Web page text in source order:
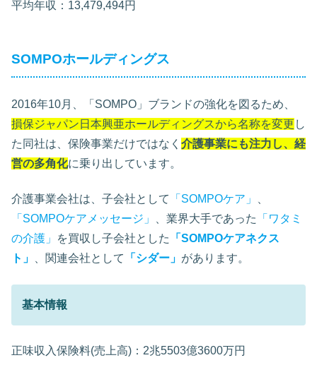
平均年収：13,479,494円
SOMPOホールディングス
2016年10月、「SOMPO」ブランドの強化を図るため、
損保ジャパン日本興亜ホールディングスから名称を変更 し
た同社は、保険事業だけではなく 介護事業にも注力し、経
営の多角化に乗り出しています。
介護事業会社は、子会社として 「SOMPOケア」
「SOMPOケアメッセージ」
、業界大手であった
「ワタミ
の介護」
を買収し子会社とした
「SOMPOケアネクス
ト」
、関連会社として 「シダー」 があります。
基本情報
正味収入保険料(売上高)：2兆5503億3600万円